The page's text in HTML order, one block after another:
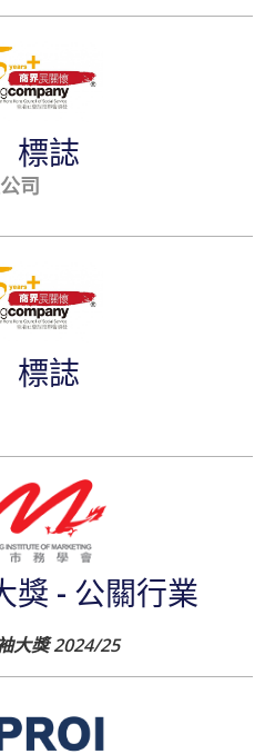
標誌
司
標誌
獎 - 公關行業
大獎 2024/25